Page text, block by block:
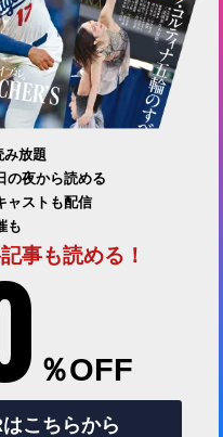
放題
の夜から読める
ャストも配信
も
事も読める！
％OFF
こちらから